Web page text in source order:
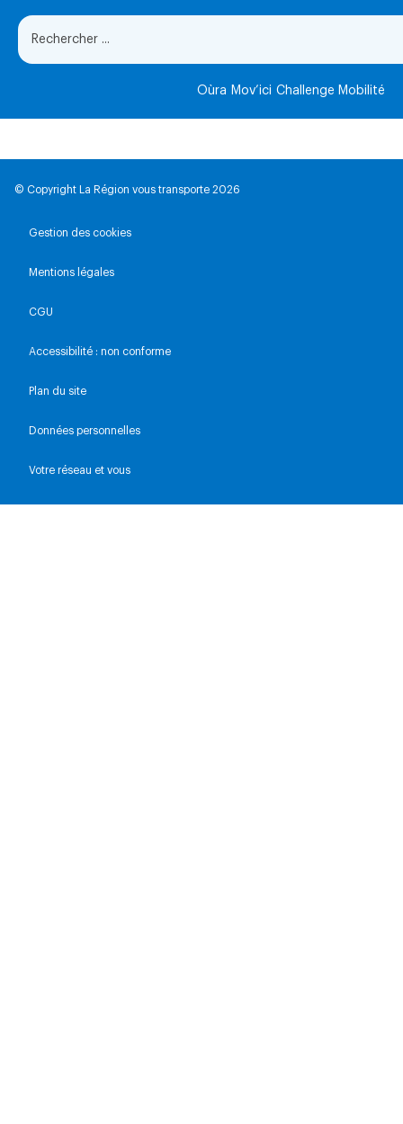
Oùra Mov’ici Challenge Mobilité
© Copyright La Région vous transporte 2026
Gestion des cookies
Mentions légales
CGU
Accessibilité : non conforme
Plan du site
Données personnelles
Votre réseau et vous